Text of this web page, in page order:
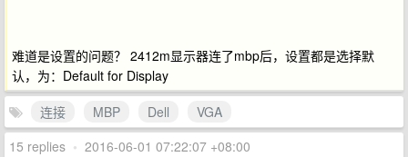
难道是设置的问题？ 2412m显示器连了mbp后，设置都是选择默
认，为：Default for Display
连接
MBP Dell
VGA
15 replies • 2016-06-01 07:22:07 +08:00